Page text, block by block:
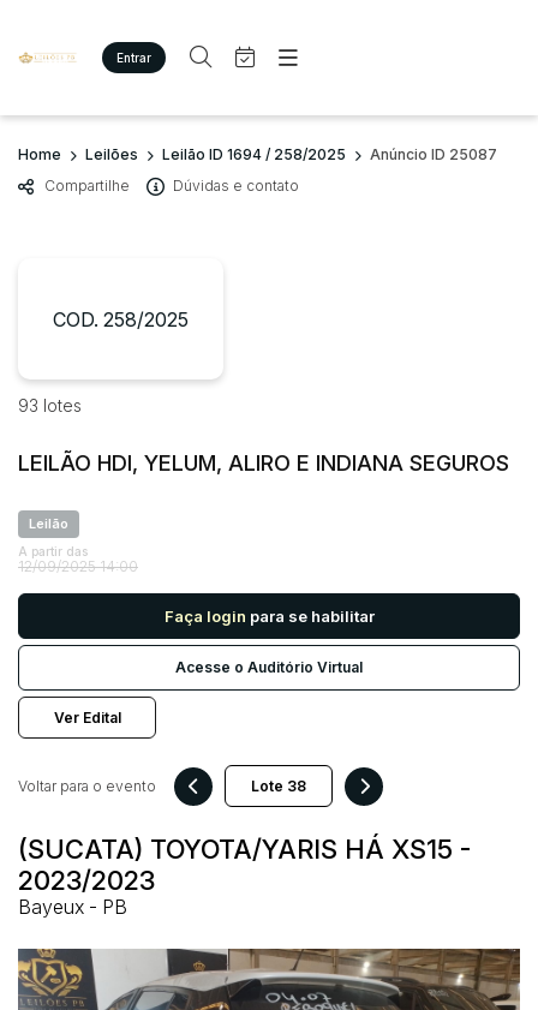
Entrar
Criar conta Entrar
Site
Agenda
Quem Somos
Imóveis
Veículos
Carros
Utilitário
Busca por palavra-chave
Bairro
Judiciais Extrajudiciais
R$
Quem Somos
Home Leilões Leilão ID 1694 / 258/2025
Anúncio ID 25087
Compartilhe
Dúvidas e contato
COD. 258/2025
93 lotes
LEILÃO HDI, YELUM, ALIRO E INDIANA SEGUROS
Leilão
A partir das
12/09/2025 14:00
Faça login para se habilitar
Acesse o Auditório Virtual
Ver Edital
(SUCATA) TOYOTA/YARIS HÁ XS15 -
2023/2023
Bayeux - PB
Voltar para o evento